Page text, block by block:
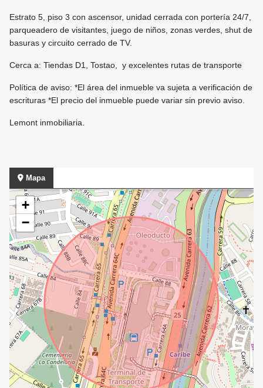
Estrato 5, piso 3 con ascensor, unidad cerrada con portería 24/7,
parqueadero de visitantes, juego de niños, zonas verdes, shut de
basuras y circuito cerrado de TV.
Cerca a: Tiendas D1, Tostao, y excelentes rutas de transporte
Política de aviso: *El área del inmueble va sujeta a verificación de
escrituras *El precio del inmueble puede variar sin previo aviso.
Lemont inmobiliaria.
Mapa
+
−